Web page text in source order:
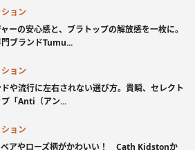
ョン
ーの安心感と、ブラトップの解放感を一枚に。
ブランドTumu...
ョン
や流行に左右されない選び方。貴瞬、セレクト
プ「Anti（アン...
ョン
ベアやローズ柄がかわいい！ Cath Kidstonか